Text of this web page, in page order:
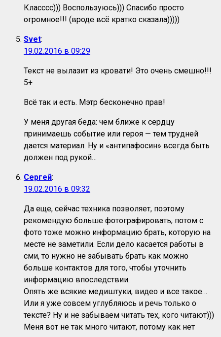
Класссс))) Воспользуюсь))) Спасибо просто
огромное!!! (вроде всё кратко сказала)))))
Svet:
19.02.2016 в 09:29
Текст не вылазит из кровати! Это очень смешно!!!
5+
Всё так и есть. Мэтр бесконечно прав!
У меня другая беда: чем ближе к сердцу
принимаешь событие или героя — тем трудней
дается материал. Ну и «антипафосин» всегда быть
должен под рукой…
Сергей:
19.02.2016 в 09:32
Да еще, сейчас техника позволяет, поэтому
рекомендую больше фотографировать, потом с
фото тоже можно информацию брать, которую на
месте не заметили. Если дело касается работы в
сми, то нужно не забывать брать как можно
больше контактов для того, чтобы уточнить
информацию впоследствии.
Опять же всякие медиштуки, видео и все такое…
Или я уже совсем углубляюсь и речь только о
тексте? Ну и не забываем читать тех, кого читают)))
Меня вот не так много читают, потому как нет